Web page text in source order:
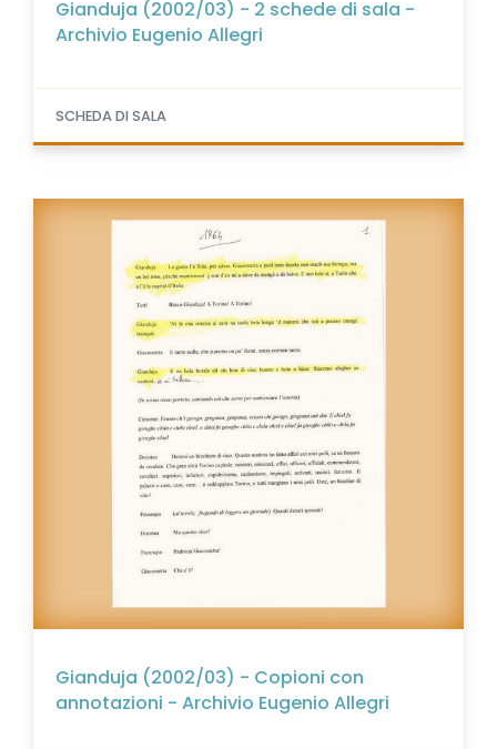
Gianduja (2002/03) - 2 schede di sala -
Archivio Eugenio Allegri
SCHEDA DI SALA
Gianduja (2002/03) - Copioni con
annotazioni - Archivio Eugenio Allegri